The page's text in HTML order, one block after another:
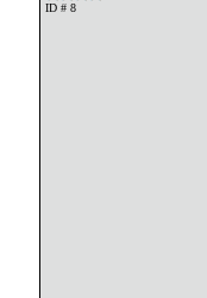
ID # 8